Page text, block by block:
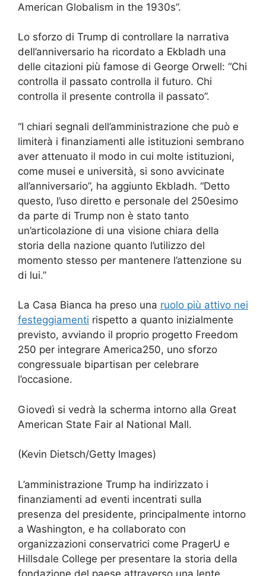
American Globalism in the 1930s”.
Lo sforzo di Trump di controllare la narrativa
dell’anniversario ha ricordato a Ekbladh una
delle citazioni più famose di George Orwell: “Chi
controlla il passato controlla il futuro. Chi
controlla il presente controlla il passato”.
“I chiari segnali dell’amministrazione che può e
limiterà i finanziamenti alle istituzioni sembrano
aver attenuato il modo in cui molte istituzioni,
come musei e università, si sono avvicinate
all’anniversario”, ha aggiunto Ekbladh. “Detto
questo, l’uso diretto e personale del 250esimo
da parte di Trump non è stato tanto
un’articolazione di una visione chiara della
storia della nazione quanto l’utilizzo del
momento stesso per mantenere l’attenzione su
di lui.”
La Casa Bianca ha preso una ruolo più attivo nei
festeggiamenti rispetto a quanto inizialmente
previsto, avviando il proprio progetto Freedom
250 per integrare America250, uno sforzo
congressuale bipartisan per celebrare
l’occasione.
Giovedì si vedrà la scherma intorno alla Great
American State Fair al National Mall.
(Kevin Dietsch/Getty Images)
L’amministrazione Trump ha indirizzato i
finanziamenti ad eventi incentrati sulla
presenza del presidente, principalmente intorno
a Washington, e ha collaborato con
organizzazioni conservatrici come PragerU e
Hillsdale College per presentare la storia della
fondazione del paese attraverso una lente